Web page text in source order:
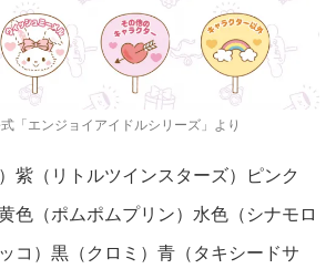
「エンジョイアイドルシリーズ」より
紫（リトルツインスターズ）ピンク
色（ポムポムプリン）水色（シナモロ
コ）黒（クロミ）青（タキシードサ